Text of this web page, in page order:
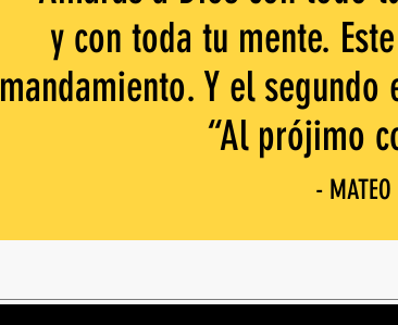
y con toda tu mente.
mandamiento. Y el
“Al prójimo
-